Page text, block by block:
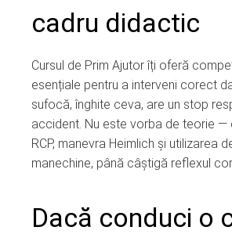
cadru didactic
Cursul de Prim Ajutor îți oferă
esențiale pentru a interveni corect
sufocă, înghite ceva, are un stop
accident. Nu este vorba de teorie —
RCP, manevra Heimlich și utilizarea
manechine, până câștigă reflexul
Dacă conduci o